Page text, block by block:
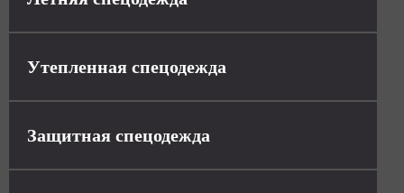
Утепленная спецодежда
Защитная спецодежда